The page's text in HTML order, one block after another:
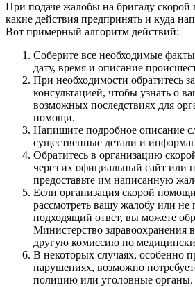
При подаче жалобы на бригаду
какие действия предпринять и куда
Вот примерный алгоритм действий:
Соберите все необходимые
дату, время и описание
При необходимости обратитесь
консультацией, чтобы узнать о
возможных последствиях для
помощи.
Напишите подробное описание
существенные детали и
Обратитесь в организацию
через их официальный сайт или
предоставьте им написанную
Если организация скорой помощи
рассмотреть вашу жалобу или не
подходящий ответ, вы можете
Министерство здравоохранения
другую комиссию по
В некоторых случаях, особенно
нарушениях, возможно
полицию или уголовные органы.